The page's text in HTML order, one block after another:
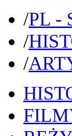
/PL -
/
/